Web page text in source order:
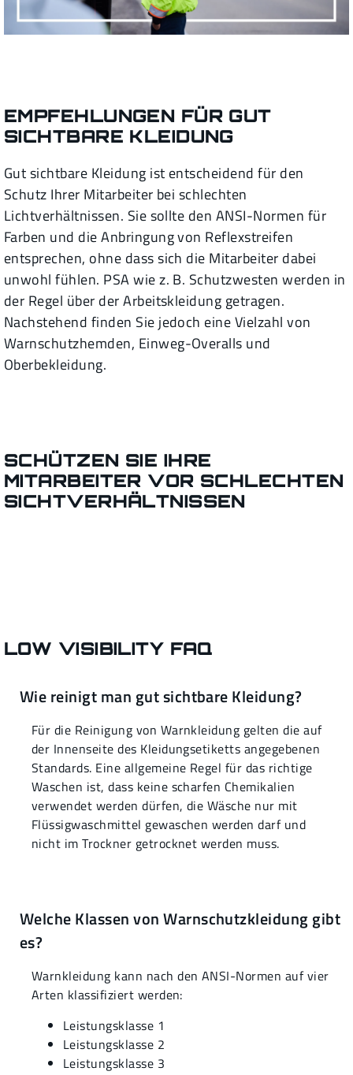
EMPFEHLUNGEN FÜR GUT
SICHTBARE KLEIDUNG
Gut sichtbare Kleidung ist entscheidend für den
Schutz Ihrer Mitarbeiter bei schlechten
Lichtverhältnissen. Sie sollte den ANSI-Normen für
Farben und die Anbringung von Reflexstreifen
entsprechen, ohne dass sich die Mitarbeiter dabei
unwohl fühlen. PSA wie z. B. Schutzwesten werden in
der Regel über der Arbeitskleidung getragen.
Nachstehend finden Sie jedoch eine Vielzahl von
Warnschutzhemden, Einweg-Overalls und
Oberbekleidung.
SCHÜTZEN SIE IHRE
MITARBEITER VOR SCHLECHTEN
SICHTVERHÄLTNISSEN
LOW VISIBILITY FAQ
Wie reinigt man gut sichtbare Kleidung?
Für die Reinigung von Warnkleidung gelten die auf
der Innenseite des Kleidungsetiketts angegebenen
Standards. Eine allgemeine Regel für das richtige
Waschen ist, dass keine scharfen Chemikalien
verwendet werden dürfen, die Wäsche nur mit
Flüssigwaschmittel gewaschen werden darf und
nicht im Trockner getrocknet werden muss.
Welche Klassen von Warnschutzkleidung gibt
es?
Warnkleidung kann nach den ANSI-Normen auf vier
Arten klassifiziert werden:
Leistungsklasse 1
Leistungsklasse 2
Leistungsklasse 3